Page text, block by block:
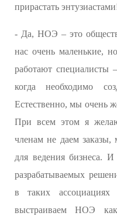
прирастать
- Да, НОЭ – это
нас очень маленькие,
работают специалисты
когда необходимо
Естественно, мы очень
При всем этом я
членам не даем заказы,
для ведения бизнеса.
разрабатываемых
в таких ассоциациях
выстраиваем НОЭ